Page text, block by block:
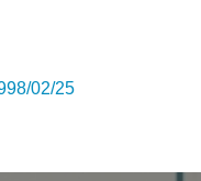
02/25